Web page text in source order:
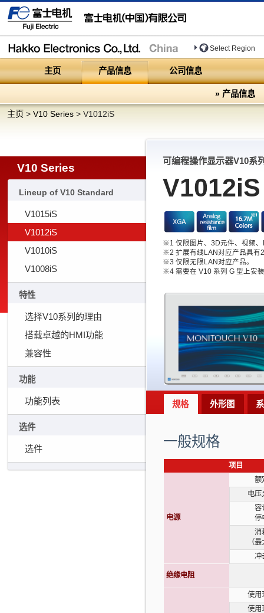
Select Region
主页 产品信息 公司信息
» 产品信息
主页 >V10 Series >V1012iS
可编程操作显示器V10系
V1012iS
※1 仅限图片、3D元件、视频
※2 扩展有线LAN对应产品具有
※3 仅限无限LAN对应产品。
※4 需要在 V10 系列 G 型上安
规格 外形图
一般规格
项目
电源
额
电压
容
停
消
（
冲
绝缘电阻
使用
使用
V10 Series
Lineup of V10 Standard
V1015iS
V1012iS
V1010iS
V1008iS
特性
选择V10系列的理由
搭载卓越的HMI功能
兼容性
功能
功能列表
选件
选件